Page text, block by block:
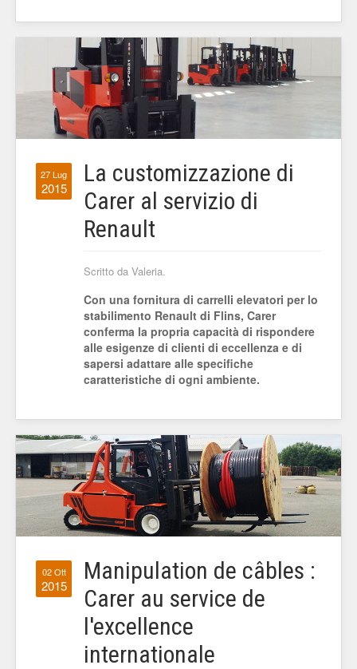
27 Lug
2015
La customizzazione di
Carer al servizio di
Renault
Scritto da Valeria.
Con una fornitura di carrelli elevatori per lo
stabilimento Renault di Flins, Carer
conferma la propria capacità di rispondere
alle esigenze di clienti di eccellenza e di
sapersi adattare alle specifiche
caratteristiche di ogni ambiente.
02 Ott
2015
Manipulation de câbles :
Carer au service de
l'excellence
internationale